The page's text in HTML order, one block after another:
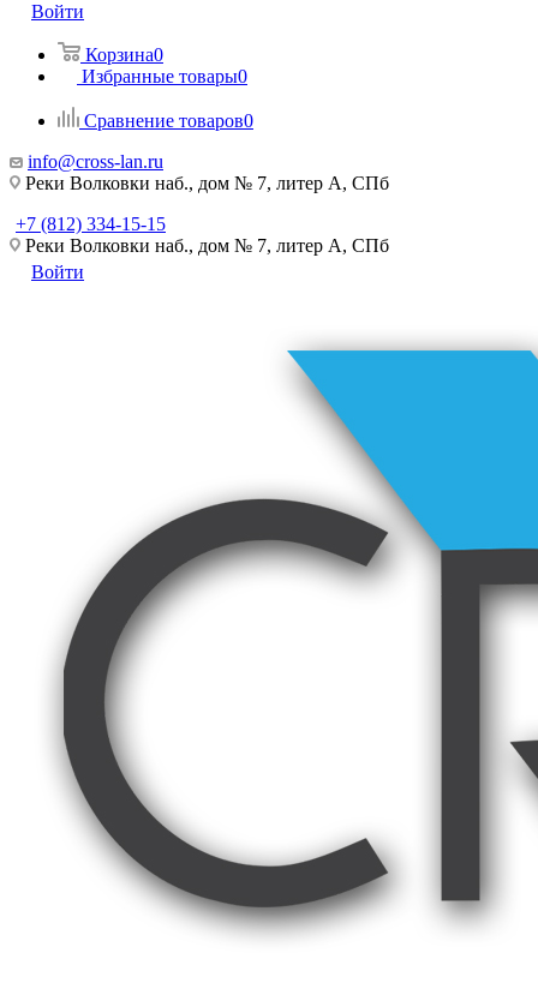
Войти
Корзина0
Избранные товары0
Сравнение товаров0
info@cross-lan.ru
Реки Волковки наб., дом № 7, литер А, СПб
+7 (812) 334-15-15
Реки Волковки наб., дом № 7, литер А, СПб
Войти